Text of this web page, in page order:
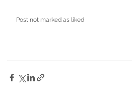
Post not marked as liked